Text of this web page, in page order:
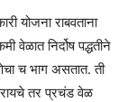
योजना राबवताना
वेळात निर्दोष पद्धतीने
च भाग असतात. ती
तर प्रचंड वेळ